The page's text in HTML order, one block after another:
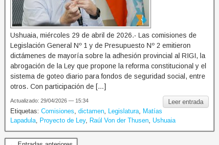
Ushuaia, miércoles 29 de abril de 2026.- Las comisiones de
Legislación General Nº 1 y de Presupuesto Nº 2 emitieron
dictámenes de mayoría sobre la adhesión provincial al RIGI, la
abrogación de la Ley que propone la reforma constitucional y el
sistema de goteo diario para fondos de seguridad social, entre
otros. Con participación de […]
Leer entrada
Actualizado: 29/04/2026 — 15:34
Etiquetas: Comisiones dictamen Legislatura
Matías
Lapadula
Proyecto de Ley, Raúl Von der Thusen Ushuaia